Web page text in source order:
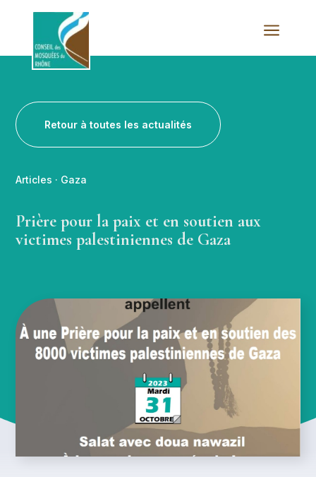
a
Retour à toutes les actualités
Articles · Gaza
Prière pour la paix et en soutien aux
victimes palestiniennes de Gaza